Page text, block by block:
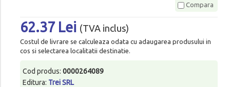
Compara
62.37 Lei (TVA inclus)
Costul de livrare se calculeaza odata cu adaugarea produsului in
cos si selectarea localitatii destinatie.
Cod produs: 0000264089
Editura: Trei SRL